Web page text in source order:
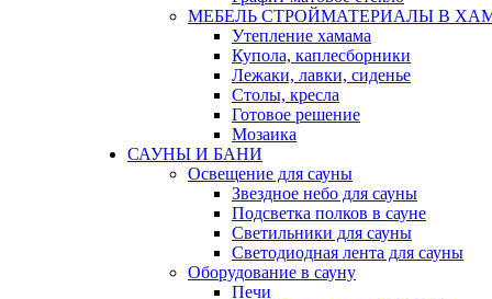
МЕБЕЛЬ СТРОЙМАТЕРИАЛЫ В
Утепление хамама
Купола, каплесборники
Лежаки, лавки, сиденье
Столы, кресла
Готовое решение
Мозаика
САУНЫ И БАНИ
Освещение для сауны
Звездное небо для сауны
Подсветка полков в сауне
Светильники для сауны
Светодиодная лента для сауны
Оборудование в сауну
Печи